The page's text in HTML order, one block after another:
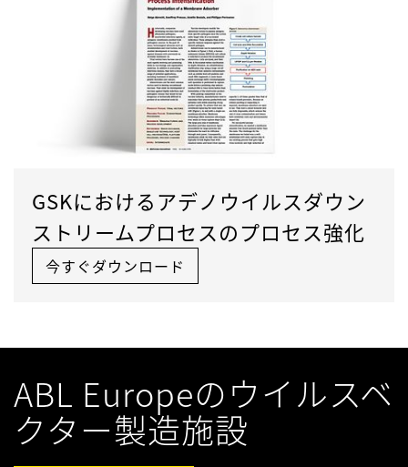
GSKにおけるアデノウイルスダウン
ストリームプロセスのプロセス強化
今すぐダウンロード
ABL Europeのウイルスベ
クター製造施設